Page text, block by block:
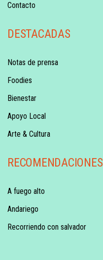
Contacto
DESTACADAS
Notas de prensa
Foodies
Bienestar
Apoyo Local
Arte & Cultura
RECOMENDACIONES
A fuego alto
Andariego
Recorriendo con salvador